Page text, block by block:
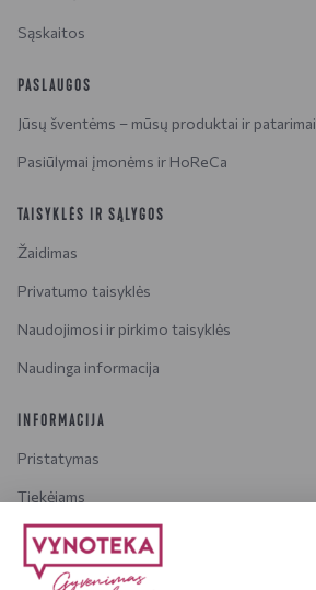
Sąskaitos
PASLAUGOS
Jūsų šventėms – mūsų produktai ir patarimai
Pasiūlymai įmonėms ir HoReCa
TAISYKLĖS IR SĄLYGOS
Žaidimas
Privatumo taisyklės
Naudojimosi ir pirkimo taisyklės
Naudinga informacija
INFORMACIJA
Pristatymas
Tiekėjams
Karjera
Dažniausiai užduodami klausimai